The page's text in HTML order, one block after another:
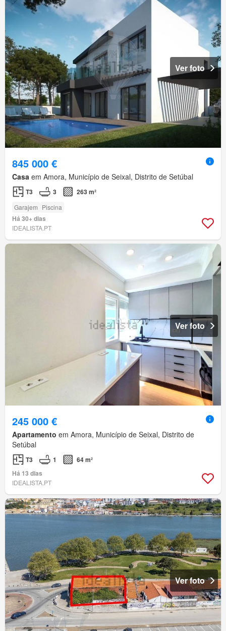
Ver foto
845 000 €
Casa em Amora, Município de Seixal, Distrito de Setúbal
T3 3 263 m²
Garajem Piscina
Há 30+ dias
IDEALISTA.PT
Ver foto
245 000 €
Apartamento em Amora, Município de Seixal, Distrito de
Setúbal
T3 1
64 m²
Há 13 dias
IDEALISTA.PT
Ver foto